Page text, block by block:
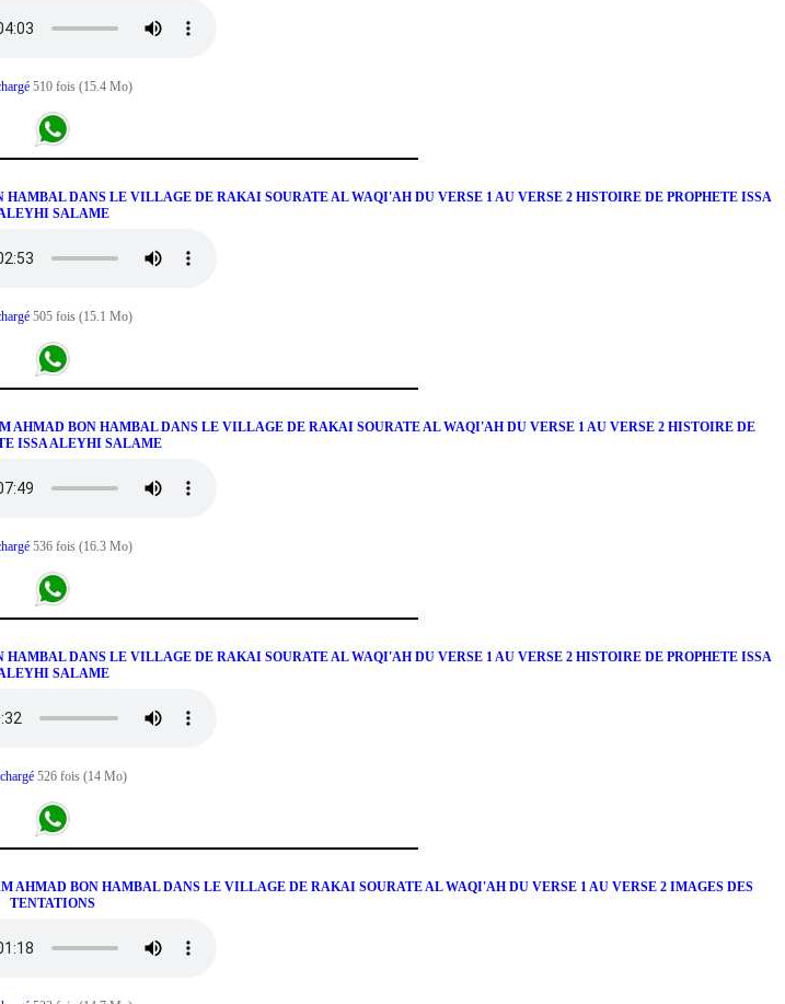
510 fois (15.4 Mo)
DANS LE VILLAGE DE RAKAI SOURATE AL WAQI'AH DU VERSE 1 AU VERSE 2 HISTOIRE DE PROPHETE ISSA
SALAME
505 fois (15.1 Mo)
AHMAD BON HAMBAL DANS LE VILLAGE DE RAKAI SOURATE AL WAQI'AH DU VERSE 1 AU VERSE 2 HISTOIRE DE
ISSA ALEYHI SALAME
536 fois (16.3 Mo)
DANS LE VILLAGE DE RAKAI SOURATE AL WAQI'AH DU VERSE 1 AU VERSE 2 HISTOIRE DE PROPHETE ISSA
SALAME
526 fois (14 Mo)
AHMAD BON HAMBAL DANS LE VILLAGE DE RAKAI SOURATE AL WAQI'AH DU VERSE 1 AU VERSE 2 IMAGES DES
TENTATIONS